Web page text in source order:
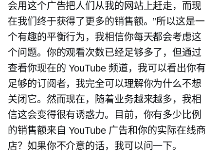
会用这个广告把人们从我的网站上赶走，而现
在我们终于获得了更多的销售额。”所以这是一
个有趣的平衡行为，我相信你每天都会考虑这
个问题。你的观看次数已经足够多了，但通过
查看你现在的 YouTube 频道，我可以看出你有
足够的订阅者，我完全可以理解你为什么不想
关闭它。然而现在，随着业务越来越多，我相
信这会变得很有诱惑力。目前，你有多少比例
的销售额来自 YouTube 广告和你的实际在线商
店？如果你不介意的话，我可以问一下。